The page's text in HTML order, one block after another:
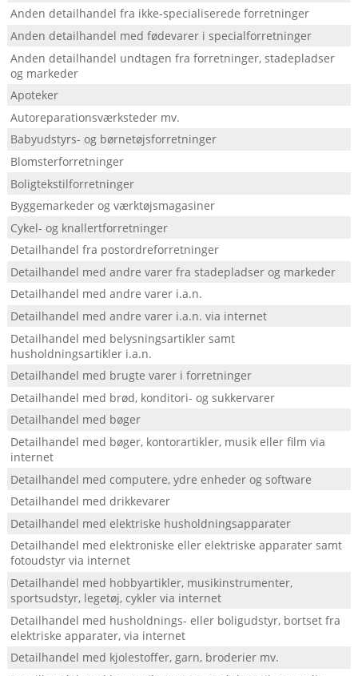
Anden detailhandel fra ikke-specialiserede forretninger
Anden detailhandel med fødevarer i specialforretninger
Anden detailhandel undtagen fra forretninger, stadepladser
og markeder
Apoteker
Autoreparationsværksteder mv.
Babyudstyrs- og børnetøjsforretninger
Blomsterforretninger
Boligtekstilforretninger
Byggemarkeder og værktøjsmagasiner
Cykel- og knallertforretninger
Detailhandel fra postordreforretninger
Detailhandel med andre varer fra stadepladser og markeder
Detailhandel med andre varer i.a.n.
Detailhandel med andre varer i.a.n. via internet
Detailhandel med belysningsartikler samt
husholdningsartikler i.a.n.
Detailhandel med brugte varer i forretninger
Detailhandel med brød, konditori- og sukkervarer
Detailhandel med bøger
Detailhandel med bøger, kontorartikler, musik eller film via
internet
Detailhandel med computere, ydre enheder og software
Detailhandel med drikkevarer
Detailhandel med elektriske husholdningsapparater
Detailhandel med elektroniske eller elektriske apparater samt
fotoudstyr via internet
Detailhandel med hobbyartikler, musikinstrumenter,
sportsudstyr, legetøj, cykler via internet
Detailhandel med husholdnings- eller boligudstyr, bortset fra
elektriske apparater, via internet
Detailhandel med kjolestoffer, garn, broderier mv.